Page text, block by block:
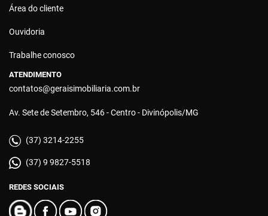
Área do cliente
Ouvidoria
Trabalhe conosco
ATENDIMENTO
contatos@geraisimobiliaria.com.br
Av. Sete de Setembro, 546 - Centro - Divinópolis/MG
(37) 3214-2255
(37) 9 9827-5518
REDES SOCIAIS